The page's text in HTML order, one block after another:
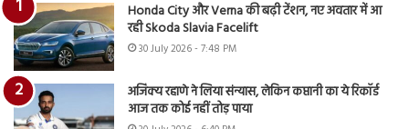
Honda City और Verna की बढ़ी टेंशन, नए अवतार में आ
रही Skoda Slavia Facelift
30 July 2026 - 7:48 PM
अजिंक्य रहाणे ने लिया संन्यास, लेकिन कप्तानी का ये रिकॉर्ड
आज तक कोई नहीं तोड़ पाया